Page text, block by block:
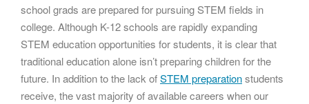
school grads are prepared for pursuing STEM fields in
college. Although K-12 schools are rapidly expanding
STEM education opportunities for students, it is clear that
traditional education alone isn’t preparing children for the
future. In addition to the lack ofSTEM preparationstudents
receive, the vast majority of available careers when our